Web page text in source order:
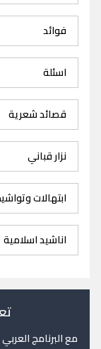
فوائد
اسئلة
قصائد شعرية
نزار قباني
ابتهالات
اناشيد اسلامية
مع البرنامج العربي